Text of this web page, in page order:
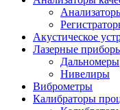
Акустическое
Лазерные
Дальномеры
Нивелиры
Виброметры
Калибраторы